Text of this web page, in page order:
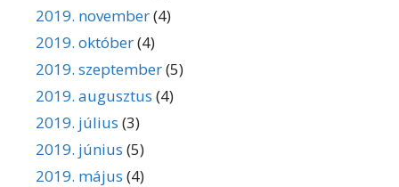
2019. november(4)
2019. október(4)
2019. szeptember(5)
2019. augusztus (4)
2019. július (3)
2019. június (5)
2019. május (4)